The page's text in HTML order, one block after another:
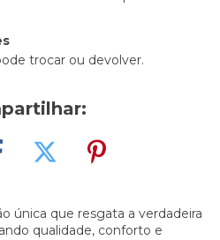
trocar ou devolver.
única que resgata a verdadeira
qualidade, conforto e